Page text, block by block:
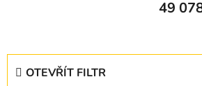
49
OTEVŘÍT FILTR
V